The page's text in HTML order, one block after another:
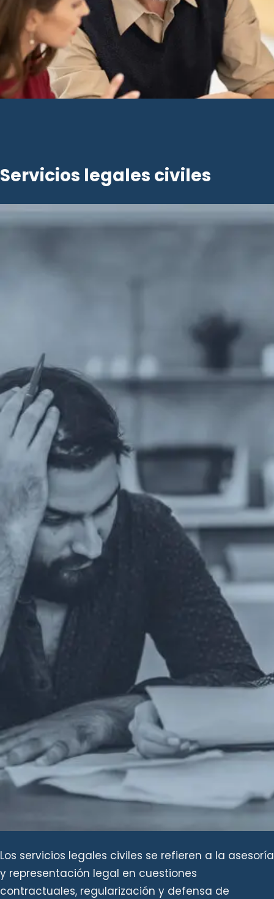
Servicios legales civiles
Los servicios legales civiles se refieren a la asesoría
y representación legal en cuestiones
contractuales, regularización y defensa de